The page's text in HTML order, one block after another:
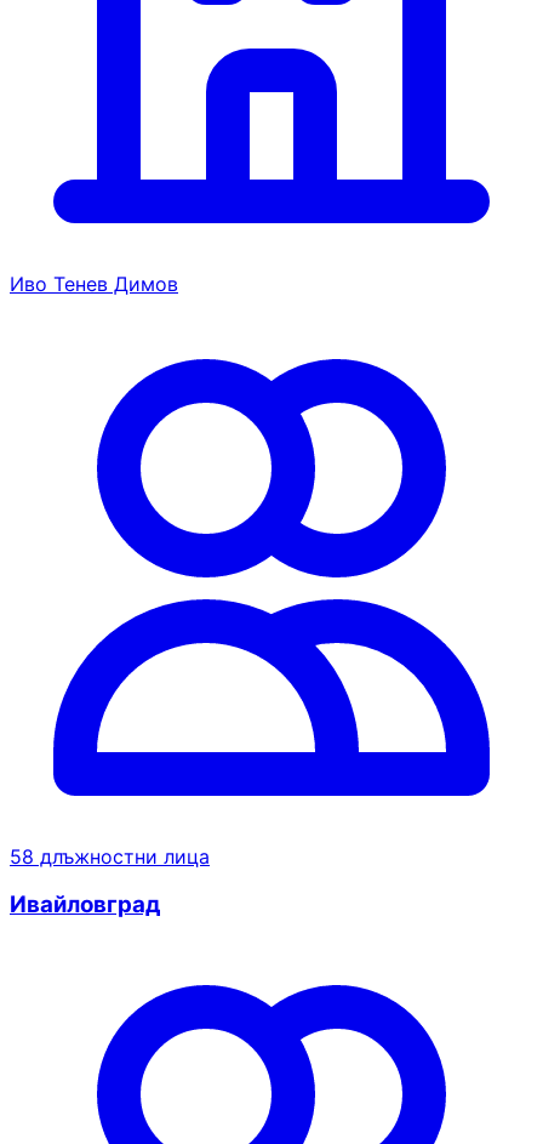
Иво Тенев Димов
58 длъжностни лица
Ивайловград